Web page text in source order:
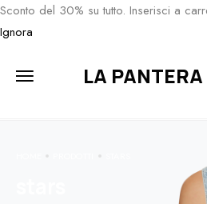
Sconto del 30% su tutto. Inserisci a
Ignora
LA